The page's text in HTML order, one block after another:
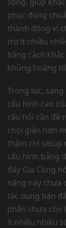
phục đúng
thành động vì
trợ ít nhiều
bằng cách
khủng hoảng
Trong lúc,
cấu hình cao
câu hỏi cần đề
chọi giản hơn
thậm chí setup
cấu hình bảng
đấy Gia Công
năng này chưa
tác dụng bán
phần chưa còn
ít nhiều nhiều